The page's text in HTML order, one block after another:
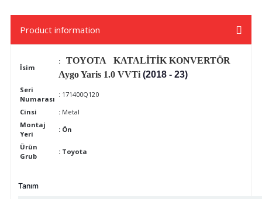
Product information
İsim
:
TOYOTA KATALİTİK KONVERTÖR
Aygo Yaris 1.0 VVTi (2018 - 23)
Seri
Numarası
: 171400Q120
Cinsi
: Metal
Montaj
Yeri
: Ön
Ürün
Grub
: Toyota
Tanım